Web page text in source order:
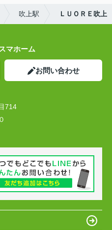
吹上駅 ＬＵＯＲＥ吹上
マホーム
お問い合わせ
714